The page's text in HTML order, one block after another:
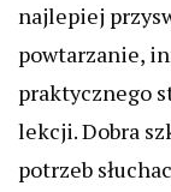
najlepiej
powtarzanie,
praktycznego
lekcji. Dobra
potrzeb